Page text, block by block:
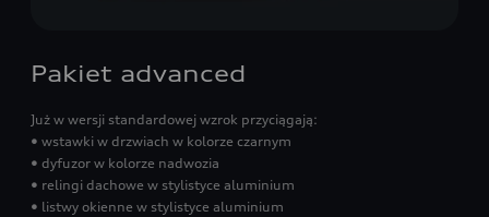
Pakiet advanced
Już w wersji standardowej wzrok przyciągają:
• wstawki w drzwiach w kolorze czarnym
• dyfuzor w kolorze nadwozia
• relingi dachowe w stylistyce aluminium
• listwy okienne w stylistyce aluminium